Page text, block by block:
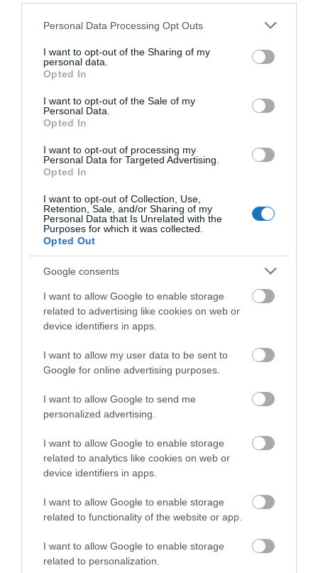
Please note that this website/app uses one or more Google
not limited to your visit or usage behaviour. You may click to
grant or deny consent to Google and its third-party tags to
use your data for below specified purposes in below Google
consent section.
Personal Data Processing Opt Outs
I want to opt-out of the Sharing of my
personal data.
Opted In
I want to opt-out of the Sale of my
Personal Data.
Opted In
I want to opt-out of processing my
Personal Data for Targeted Advertising.
Opted In
I want to opt-out of Collection, Use,
Retention, Sale, and/or Sharing of my
Personal Data that Is Unrelated with the
Purposes for which it was collected.
Opted Out
Google consents
I want to allow Google to enable storage
related to advertising like cookies on web or
device identifiers in apps.
I want to allow my user data to be sent to
Google for online advertising purposes.
I want to allow Google to send me
personalized advertising.
I want to allow Google to enable storage
related to analytics like cookies on web or
device identifiers in apps.
I want to allow Google to enable storage
related to functionality of the website or app.
I want to allow Google to enable storage
related to personalization.
„Jordánia erőssége az egészségügyi
szolgáltatások magas színvonalában
orvosokon, ápolókon,
gyógyszerészeken, valamint a
szolgáltatások versenyképes árán
alapulnak.”
Dr. Fawzi Al-Hammouri
A jól felszerelt kórházak és a fejlett orvosi
berendezések rendelkezésre állása biztosítja, hogy
ne legyen várakozási idő.
ellátást és életmód-támogatást is nyújtson
külföldiek számára. Fő versenytársaTörökország
amely robusztus egészségügyi turisztikai iparral is
büszkélkedhet.
Törökország egészségügyi turistái főként
Oroszországból, Kelet- és Dél-Európából, valamint a
Katarból érkeznek.
A legnagyobb igény a hajátültetésre és más típusú
plasztikai műtétekre mutatkozik a török